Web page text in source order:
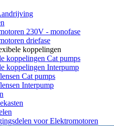
230V - monofase
driefase
koppelingen
koppelingen Cat pumps
koppelingen Interpump
Cat pumps
Interpump
voor Elektromotoren